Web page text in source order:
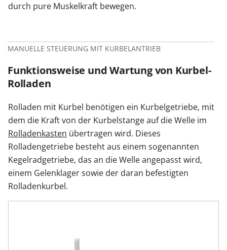
durch pure Muskelkraft bewegen.
MANUELLE STEUERUNG MIT KURBELANTRIEB
Funktionsweise und Wartung von Kurbel-
Rolladen
Rolladen mit Kurbel benötigen ein Kurbelgetriebe, mit
dem die Kraft von der Kurbelstange auf die Welle im
Rolladenkasten übertragen wird. Dieses
Rolladengetriebe besteht aus einem sogenannten
Kegelradgetriebe, das an die Welle angepasst wird,
einem Gelenklager sowie der daran befestigten
Rolladenkurbel.